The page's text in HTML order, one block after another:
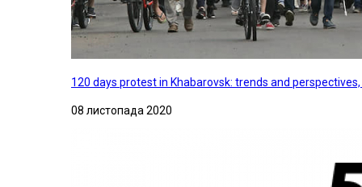
120 days protest in Khabarovsk: trends and
08 листопада 2020